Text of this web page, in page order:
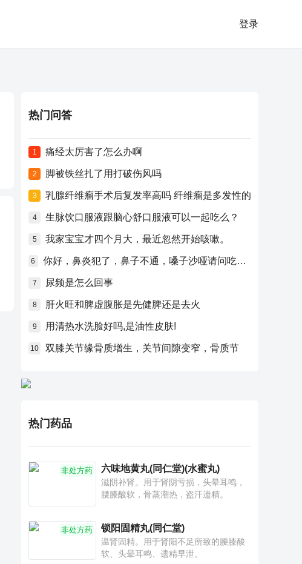
登录
热门问答
1 痛经太厉害了怎么办啊
2 脚被铁丝扎了用打破伤风吗
3 乳腺纤维瘤手术后复发率高吗 纤维瘤是多发性的
4 生脉饮口服液跟脑心舒口服液可以一起吃么？
5 我家宝宝才四个月大，最近忽然开始咳嗽。
6 你好，鼻炎犯了，鼻子不通，嗓子沙哑请问吃什么药比较好？
7 尿频是怎么回事
8 肝火旺和脾虚腹胀是先健脾还是去火
9 用清热水洗脸好吗,是油性皮肤!
10 双膝关节缘骨质增生，关节间隙变窄，骨质节
热门药品
非处方药 六味地黄丸(同仁堂)(水蜜丸)
滋阴补肾。用于肾阴亏损，头晕耳鸣，
腰膝酸软，骨蒸潮热，盗汗遗精。
非处方药 锁阳固精丸(同仁堂)
温肾固精。用于肾阳不足所致的腰膝酸
软、头晕耳鸣、遗精早泄。